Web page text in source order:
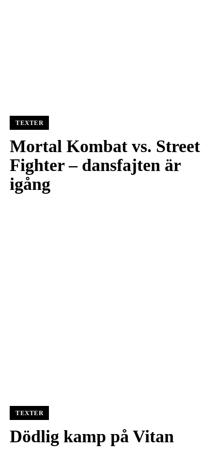
TEXTER
Mortal Kombat vs. Street
Fighter – dansfajten är
igång
TEXTER
Dödlig kamp på Vitan